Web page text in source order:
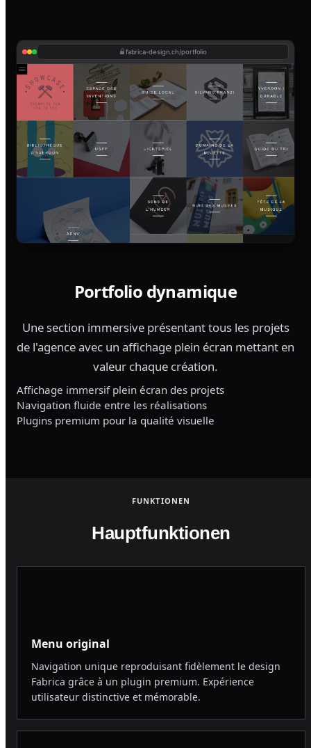
Portfolio dynamique
Une section immersive présentant tous les projets
de l'agence avec un affichage plein écran mettant en
valeur chaque création.
Affichage immersif plein écran des projets
Navigation fluide entre les réalisations
Plugins premium pour la qualité visuelle
fabrica-design.ch/portfolio
FUNKTIONEN
Hauptfunktionen
Menu original
Navigation unique reproduisant fidèlement le design
Fabrica grâce à un plugin premium. Expérience
utilisateur distinctive et mémorable.